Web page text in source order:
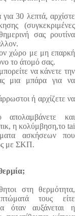
30 λεπτά, αρχίστε
(συγκεκριμένες
σας ρουτίνα
χώρο με μη επαρκή
το άτομό σας.
να κάνετε την
μια μπάρα για να
ή αρχίζετε να
απολαμβάνετε και
η κολύμβηση,το tai
ασκήσεων που
με ΣΚΠ.
στη θερμότητα,
τους είτε
όταν αυξάνεται η